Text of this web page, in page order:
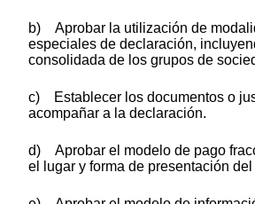
b) Aprobar la utilización de
especiales de declaración,
consolidada de los grupos de
c) Establecer los documentos o
acompañar a la declaración.
d) Aprobar el modelo de pago
el lugar y forma de presentación del